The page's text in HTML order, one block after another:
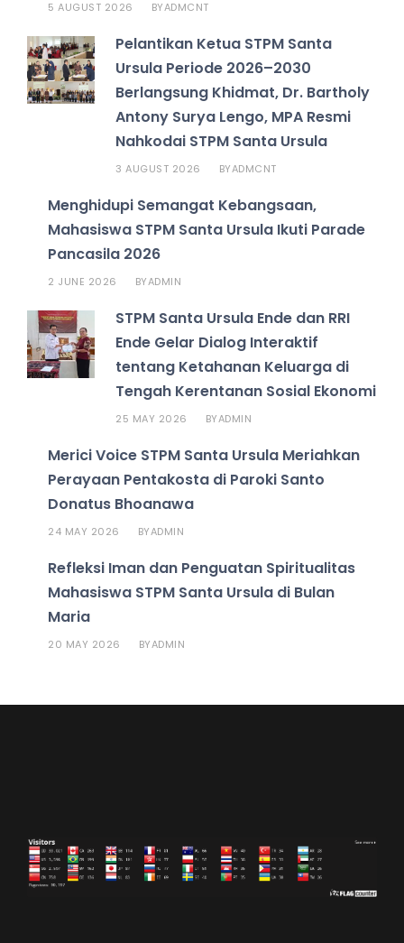
5 AUGUST 2026 BYADMCNT
Pelantikan Ketua STPM Santa
Ursula Periode 2026–2030
Berlangsung Khidmat, Dr. Bartholy
Antony Surya Lengo, MPA Resmi
Nahkodai STPM Santa Ursula
3 AUGUST 2026 BYADMCNT
Menghidupi Semangat Kebangsaan,
Mahasiswa STPM Santa Ursula Ikuti Parade
Pancasila 2026
2 JUNE 2026 BYADMIN
STPM Santa Ursula Ende dan RRI
Ende Gelar Dialog Interaktif
tentang Ketahanan Keluarga di
Tengah Kerentanan Sosial Ekonomi
25 MAY 2026 BYADMIN
Merici Voice STPM Santa Ursula Meriahkan
Perayaan Pentakosta di Paroki Santo
Donatus Bhoanawa
24 MAY 2026 BYADMIN
Refleksi Iman dan Penguatan Spiritualitas
Mahasiswa STPM Santa Ursula di Bulan
Maria
20 MAY 2026 BYADMIN